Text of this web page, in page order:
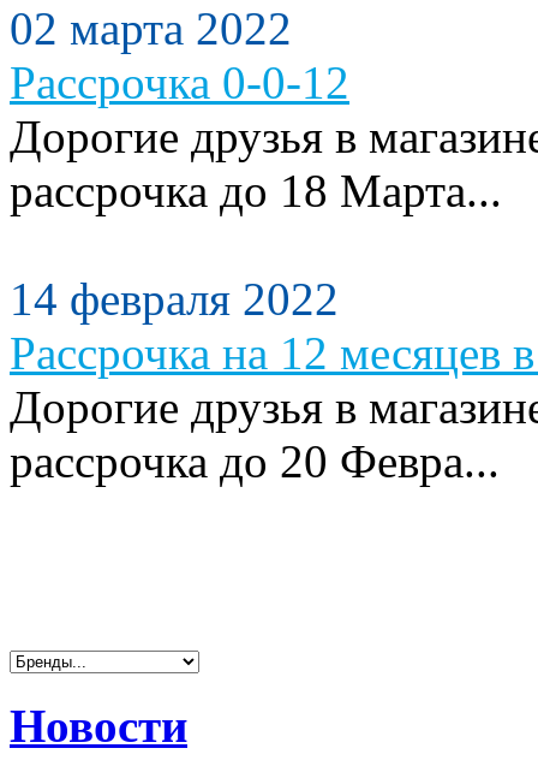
02 марта 2022
Рассрочка 0-0-12
Дорогие друзья в
рассрочка до 18 Марта...
14 февраля 2022
Рассрочка на 12 месяцев
Дорогие друзья в
рассрочка до 20 Февра...
Новости